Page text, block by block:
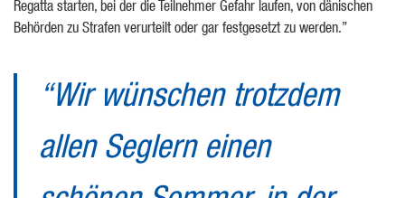
Regatta starten, bei der die Teilnehmer Gefahr laufen, von dänischen
Behörden zu Strafen verurteilt oder gar festgesetzt zu werden.”
“Wir wünschen trotzdem
allen Seglern einen